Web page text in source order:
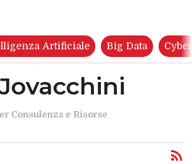
Artificiale Big Data
Consulenza e Risorse